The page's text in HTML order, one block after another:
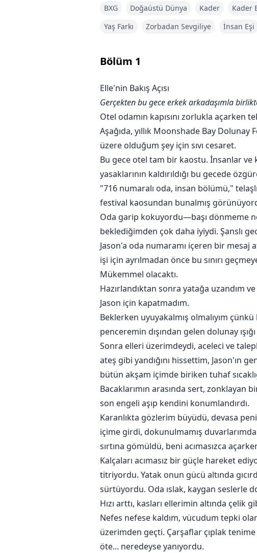
masumiyetimi yırttı. Acı yandı,
acımasız darbede ıslak, kaygan sesler
Kanım buz kesti. Işık yüzüne
fark ettiğimde dehşet içinde kaldım.
Hayatım için kaçtım!
Ama haftalar sonra, onun varisiyle hamile
Heterokromatik gözlerimin beni nadir
insan bölgesinden kimse olmayan biri,
Brad’in soğuk bakışı beni delip geçiyor:
Başka bir seçeneğim yok, bu kafesi
UYARI: Yalnızca Yetişkin Okuyucular İçin
BXG Doğaüstü Dünya Kader Kader
Yaş Farkı
Zorbadan Sevgiliye İnsan Eşi
Bölüm 1
Elle'nin Bakış Açısı
Gerçekten bu gece erkek arkadaşımla
Otel odamın kapısını zorlukla
Aşağıda, yıllık Moonshade Bay
üzere olduğum şey için sıvı cesaret.
Bu gece otel tam bir kaostu. İnsanlar ve
yasaklarının kaldırıldığı bu gecede
"716 numaralı oda, insan bölümü,"
festival kaosundan bunalmış
Oda garip kokuyordu—başı dönmeme
beklediğimden çok daha iyiydi. Şanslı
Jason'a oda numaramı içeren bir mesaj
işi için ayrılmadan önce bu sınırı
Mükemmel olacaktı.
Hazırlandıktan sonra yatağa uzandım
Jason için kapatmadım.
Beklerken uyuyakalmış olmalıyım
penceremin dışından gelen dolunay ışığı
Sonra elleri üzerimdeydi, aceleci ve
ateş gibi yandığını hissettim, Jason'ın
bütün akşam içimde biriken tuhaf
Bacaklarımın arasında sert, zonklayan
son engeli aşıp kendini konumlandırdı.
Karanlıkta gözlerim büyüdü, devasa
içime girdi, dokunulmamış duvarlarımda
sırtına gömüldü, beni acımasızca
Kalçaları acımasız bir güçle hareket
titriyordu. Yatak onun gücü altında
sürtüyordu. Oda ıslak, kaygan seslerle
Hızı arttı, kasları ellerimin altında
Nefes nefese kaldım, vücudum tepki
üzerimden geçti. Çarşaflar çıplak
öte... neredeyse yanıyordu.